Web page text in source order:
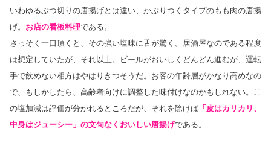
いわゆるぶつ切りの唐揚げとは違い、かぶりつくタイプのもも肉の唐揚
げ。 お店の看板料理である。
さっそく一口頂くと、その強い塩味に舌が驚く。居酒屋なのである程度
は想定していたが、それ以上。ビールがおいしくどんどん進むが、運転
手で飲めない相方はやはりきつそうだ。お客の年齢層がかなり高めなの
で、もしかしたら、高齢者向けに調整した味付けなのかもしれない。こ
の塩加減は評価が分かれるところだが、それを除けば 「皮はカリカリ、
中身はジューシー」の文句なくおいしい唐揚げである。